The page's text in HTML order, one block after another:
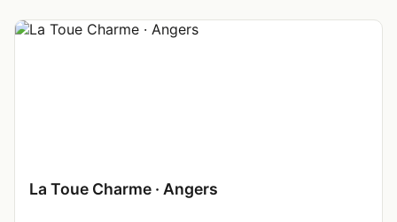
La Toue Charme · Angers